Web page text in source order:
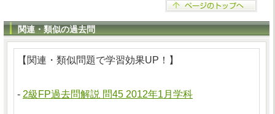
関連・類似の過去問
【関連・類似問題で学習効果UP！】
- 2級FP過去問解説 問45 2012年1月学科